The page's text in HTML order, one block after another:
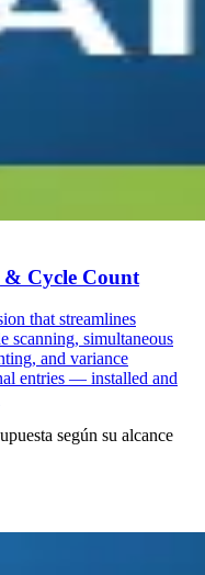
Cycle Count
that streamlines
scanning, simultaneous
and variance
entries — installed and
según su alcance